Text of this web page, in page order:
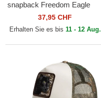
snapback Freedom Eagle
Camouflage Seasonal Real
Tree The Farm Goorin Bros.
37,95 CHF
Erhalten Sie es bis 11 - 12 Aug.